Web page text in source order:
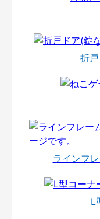
折
ラインフ
L